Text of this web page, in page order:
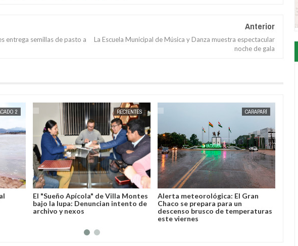
entrega semillas de pasto a
Anterior
La Escuela Municipal de Música y Danza muestra espectacular
noche de gala
2 RECIENTES
El "Sueño Apícola" de Villa Montes
bajo la lupa: Denuncian intento de
archivo y nexos
CARAPARÍ
Alerta meteorológica: El Gran
Chaco se prepara para un
descenso brusco de temperaturas
este viernes
JORGE MOLINA